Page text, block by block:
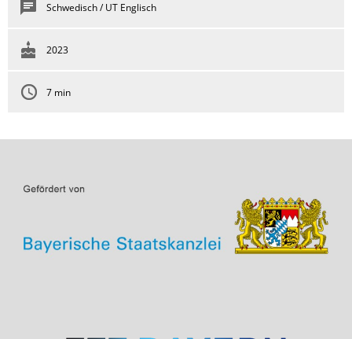
Schwedisch / UT Englisch
2023
7 min